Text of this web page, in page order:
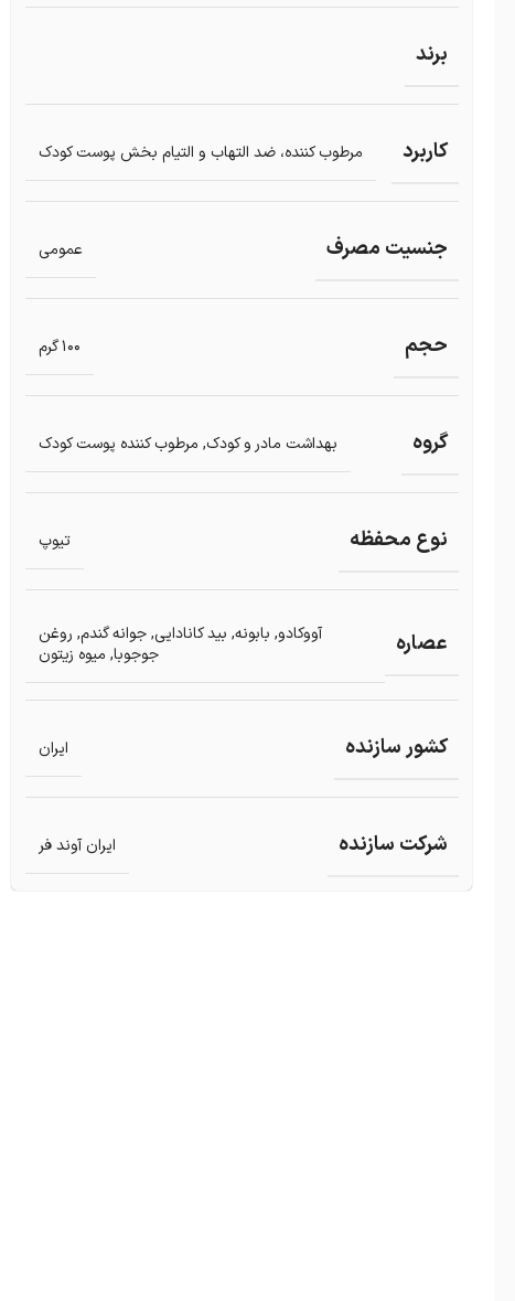
برند
کاربرد مرطوب کننده، ضد التهاب و التیام بخش پوست کودک
جنسیت مصرف عمومی
حجم 100 گرم
گروه بهداشت مادر و کودک, مرطوب کننده پوست کودک
نوع محفظه تیوپ
عصاره آووکادو, بابونه, بید کانادایی,جوانه گندم, روغن
جوجوبا, میوه زیتون
کشور سازنده ایران
شرکت سازنده ایران آوند فر